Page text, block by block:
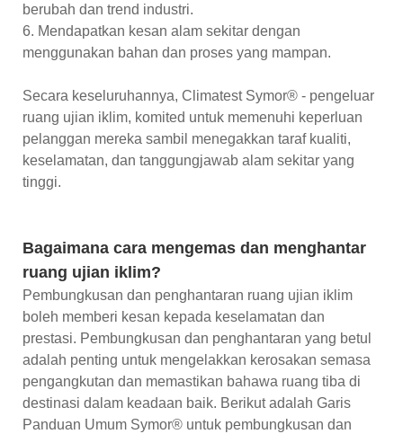
berubah dan trend industri.
6. Mendapatkan kesan alam sekitar dengan
menggunakan bahan dan proses yang mampan.
Secara keseluruhannya, Climatest Symor® - pengeluar
ruang ujian iklim, komited untuk memenuhi keperluan
pelanggan mereka sambil menegakkan taraf kualiti,
keselamatan, dan tanggungjawab alam sekitar yang
tinggi.
Bagaimana cara mengemas dan menghantar
ruang ujian iklim?
Pembungkusan dan penghantaran ruang ujian iklim
boleh memberi kesan kepada keselamatan dan
prestasi. Pembungkusan dan penghantaran yang betul
adalah penting untuk mengelakkan kerosakan semasa
pengangkutan dan memastikan bahawa ruang tiba di
destinasi dalam keadaan baik. Berikut adalah Garis
Panduan Umum Symor® untuk pembungkusan dan